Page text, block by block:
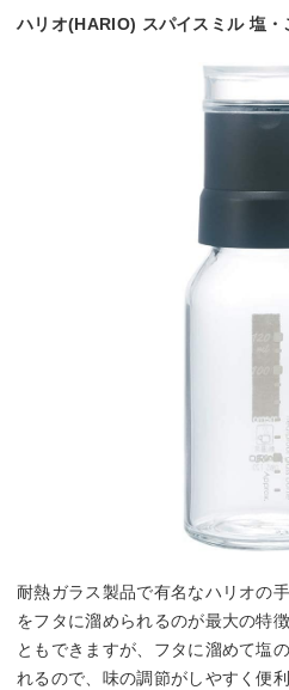
ハリオ(HARIO) スパイスミル 塩
耐熱ガラス製品で有名なハリオの
をフタに溜められるのが最大の特
ともできますが、フタに溜めて塩
れるので、味の調節がしやすく便利